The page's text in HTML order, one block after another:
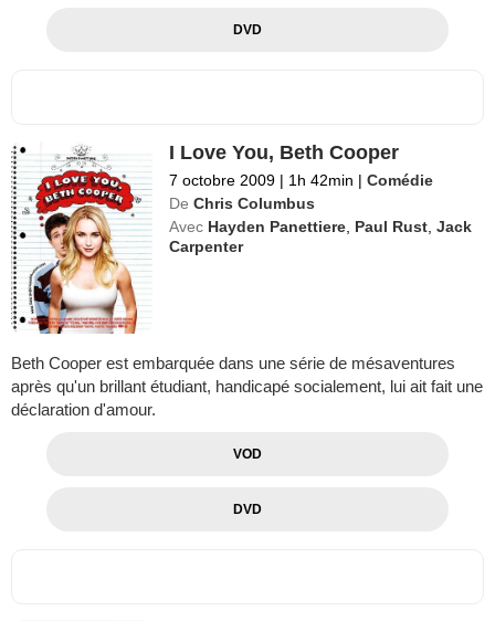
DVD
I Love You, Beth Cooper
7 octobre 2009 | 1h 42min | Comédie
De Chris Columbus
Avec Hayden Panettiere, Paul Rust,Jack
Carpenter
Beth Cooper est embarquée dans une série de mésaventures
après qu'un brillant étudiant, handicapé socialement, lui ait fait une
déclaration d'amour.
VOD
DVD